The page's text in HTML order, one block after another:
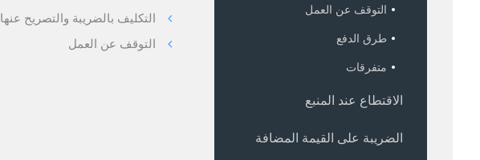
التوقف عن العمل
طرق الدفع
متفرقات
الاقتطاع عند المنبع
الضريبة على القيمة المضافة
التكليف بالضريبة والتصريح عنها
التوقف عن العمل